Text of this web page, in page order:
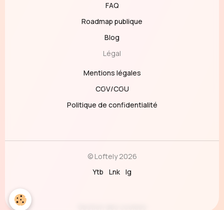
FAQ
Roadmap publique
Blog
Légal
Mentions légales
CGV/CGU
Politique de confidentialité
© Loftely 2026
Ytb
Lnk Ig